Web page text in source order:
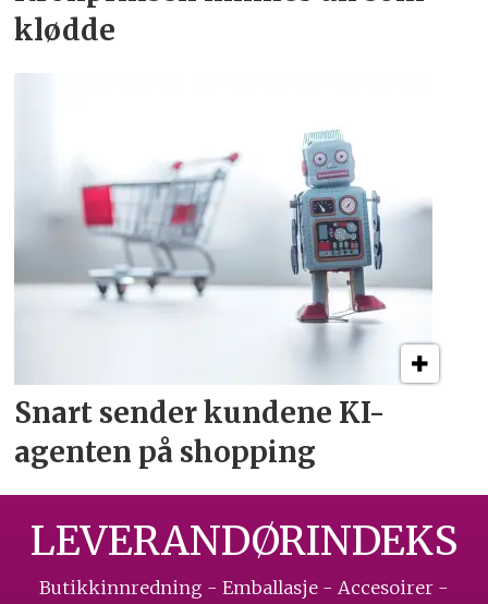
klødde
Snart sender kundene KI-
agenten på shopping
LEVERANDØRINDEKS
Butikkinnredning - Emballasje - Accesoirer -